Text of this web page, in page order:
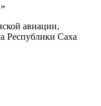
авиации,
Республики Саха